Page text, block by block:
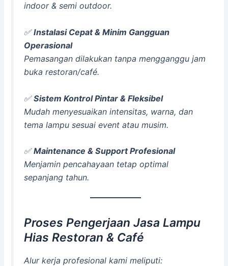
indoor & semi outdoor.
✅Instalasi Cepat & Minim Gangguan
Operasional
Pemasangan dilakukan tanpa mengganggu jam
buka restoran/café.
✅Sistem Kontrol Pintar & Fleksibel
Mudah menyesuaikan intensitas, warna, dan
tema lampu sesuai event atau musim.
✅Maintenance & Support Profesional
Menjamin pencahayaan tetap optimal
sepanjang tahun.
Proses Pengerjaan Jasa Lampu
Hias Restoran & Café
Alur kerja profesional kami meliputi: